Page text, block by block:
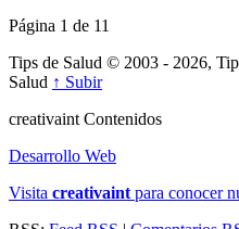
Página 1 de 11
Tips de Salud © 2003 - 2026,
Salud ↑ Subir
creativaint Contenidos
Desarrollo Web
Visita creativaint para conocer